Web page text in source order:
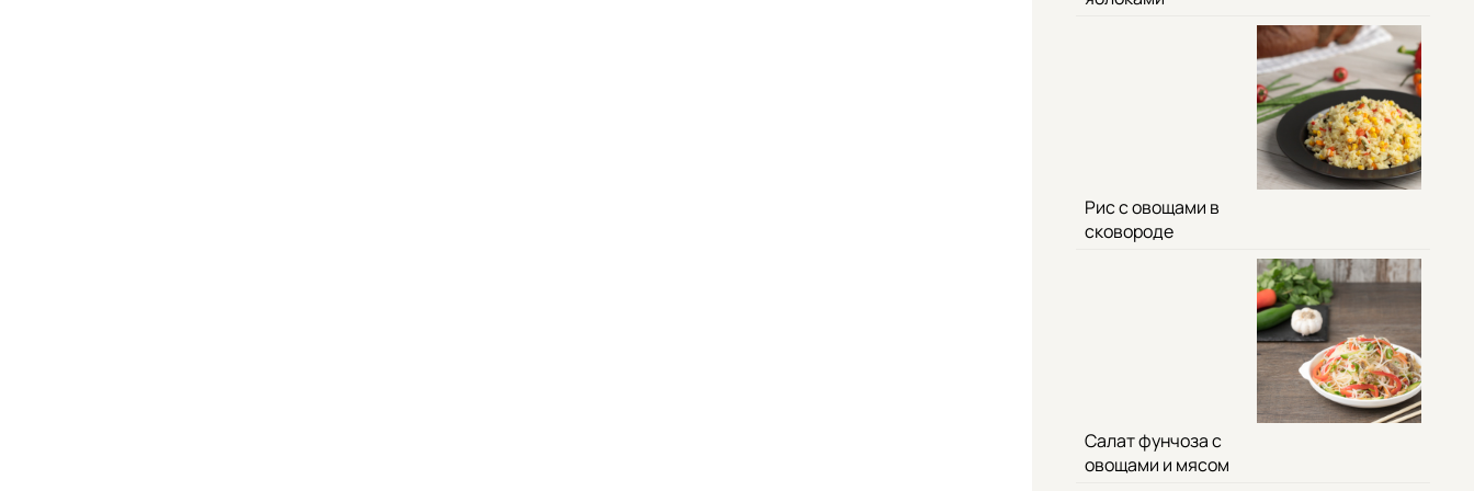
Рис с овощами в
сковороде
Салат фунчоза с
овощами и мясом